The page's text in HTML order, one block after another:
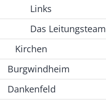
Links
Das Leitungsteam
Kirchen
Burgwindheim
Dankenfeld